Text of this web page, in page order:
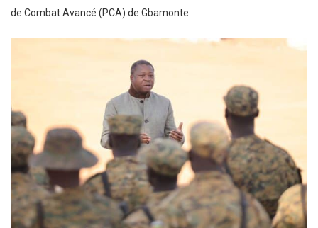
de Combat Avancé (PCA) de Gbamonte.